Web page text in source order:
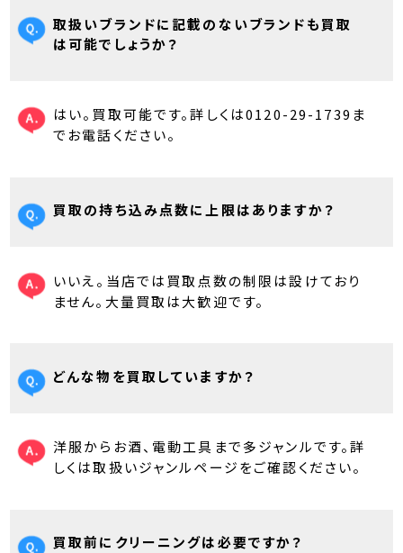
取扱いブランドに記載のないブランドも買取
は可能でしょうか？
はい。買取可能です。詳しくは0120-29-1739ま
でお電話ください。
買取の持ち込み点数に上限はありますか？
いいえ。当店では買取点数の制限は設けており
ません。大量買取は大歓迎です。
どんな物を買取していますか？
洋服からお酒、電動工具まで多ジャンルです。詳
しくは取扱いジャンルページをご確認ください。
買取前にクリーニングは必要ですか？